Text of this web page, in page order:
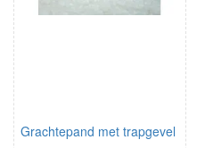
Grachtepand met trapgevel